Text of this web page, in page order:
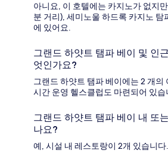
아니요, 이 호텔에는 카지노가 없지
분 거리), 세미노울 하드록 카지노 탐
에 있어요.
그랜드 하얏트 탬파 베이 및 인
엇인가요?
그랜드 하얏트 탬파 베이에는 2 개
시간 운영 헬스클럽도 마련되어 있습
그랜드 하얏트 탬파 베이 내 또
나요?
예, 시설 내 레스토랑이 2개 있습니다.